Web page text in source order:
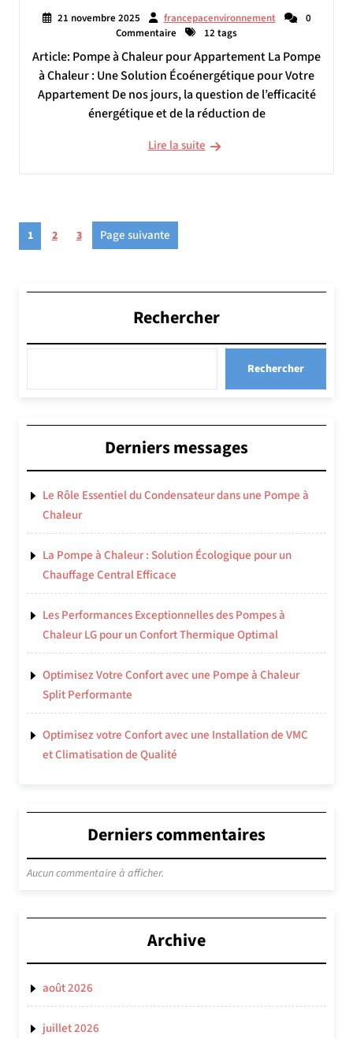
21 novembre 2025 francepacenvironnement
0
Commentaire
12 tags
Article: Pompe à Chaleur pour Appartement La Pompe
à Chaleur : Une Solution Écoénergétique pour Votre
Appartement De nos jours, la question de l’efficacité
énergétique et de la réduction de
Lire la suite
Pagination
des
Page
1 2 3 Page suivante
Rechercher
Rechercher
Derniers messages
Le Rôle Essentiel du Condensateur dans une Pompe à
Chaleur
La Pompe à Chaleur : Solution Écologique pour un
Chauffage Central Efficace
Les Performances Exceptionnelles des Pompes à
Chaleur LG pour un Confort Thermique Optimal
Optimisez Votre Confort avec une Pompe à Chaleur
Split Performante
Optimisez votre Confort avec une Installation de VMC
et Climatisation de Qualité
Derniers commentaires
Aucun commentaire à afficher.
Archive
août 2026
juillet 2026